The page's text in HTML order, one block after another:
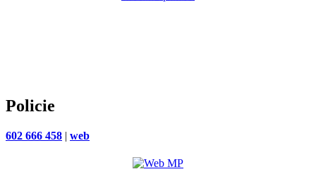
Policie
602 666 458 | web